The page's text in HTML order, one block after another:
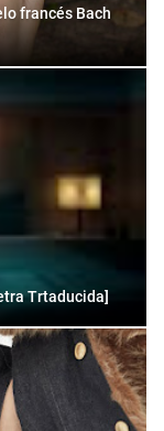
francés Bach
Trtaducida]